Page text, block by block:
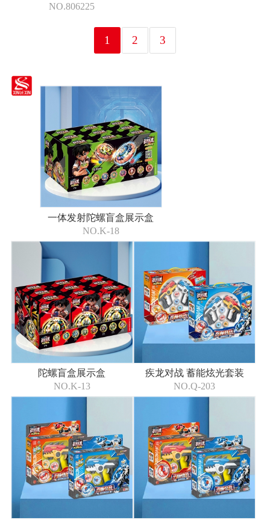
NO.806225
1 2 3
一体发射陀螺盲盒展示盒
NO.K-18
陀螺盲盒展示盒
NO.K-13
疾龙对战 蓄能炫光套装
NO.Q-203